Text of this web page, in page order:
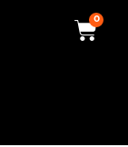
0